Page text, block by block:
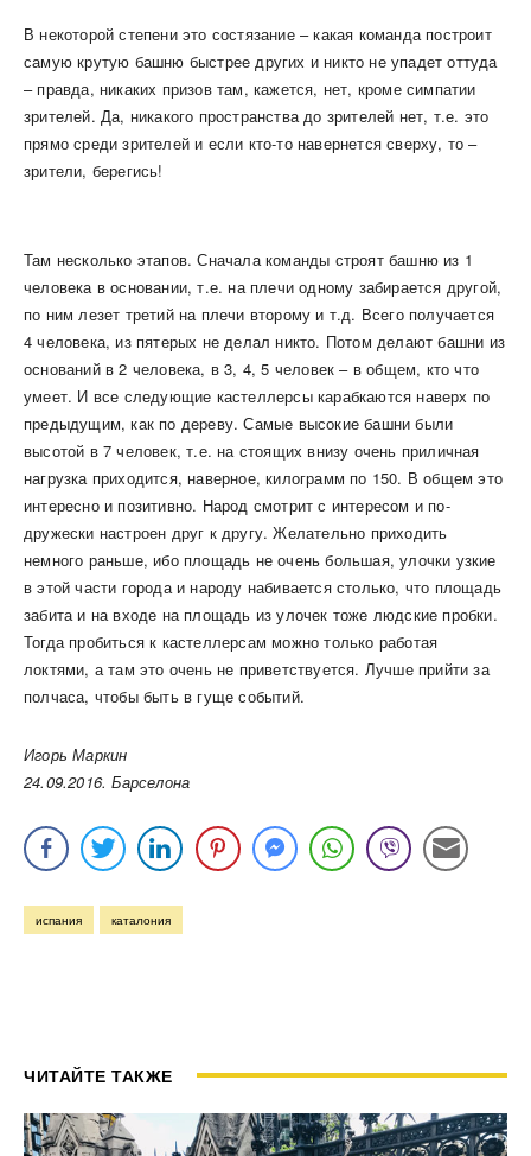
В некоторой степени это состязание – какая команда построит
самую крутую башню быстрее других и никто не упадет оттуда
– правда, никаких призов там, кажется, нет, кроме симпатии
зрителей. Да, никакого пространства до зрителей нет, т.е. это
прямо среди зрителей и если кто-то навернется сверху, то –
зрители, берегись!
Там несколько этапов. Сначала команды строят башню из 1
человека в основании, т.е. на плечи одному забирается другой,
по ним лезет третий на плечи второму и т.д. Всего получается
4 человека, из пятерых не делал никто. Потом делают башни из
оснований в 2 человека, в 3, 4, 5 человек – в общем, кто что
умеет. И все следующие кастеллерсы карабкаются наверх по
предыдущим, как по дереву. Самые высокие башни были
высотой в 7 человек, т.е. на стоящих внизу очень приличная
нагрузка приходится, наверное, килограмм по 150. В общем это
интересно и позитивно. Народ смотрит с интересом и по-
дружески настроен друг к другу. Желательно приходить
немного раньше, ибо площадь не очень большая, улочки узкие
в этой части города и народу набивается столько, что площадь
забита и на входе на площадь из улочек тоже людские пробки.
Тогда пробиться к кастеллерсам можно только работая
локтями, а там это очень не приветствуется. Лучше прийти за
полчаса, чтобы быть в гуще событий.
Игорь Маркин
24.09.2016. Барселона
испания каталония
ЧИТАЙТЕ ТАКЖЕ